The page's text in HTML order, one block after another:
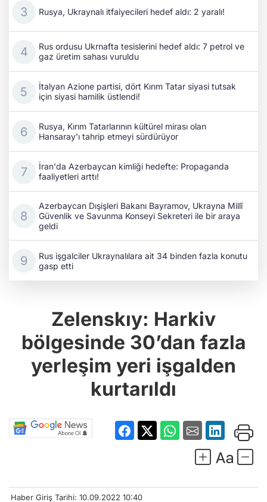
Rusya, Ukraynalı itfaiyecileri hedef aldı: 2 yaralı!
Rus ordusu Ukrnafta tesislerini hedef aldı: 7 petrol ve
gaz üretim sahası vuruldu
İtalyan Azione partisi, dört Kırım Tatar siyasi tutsak
için siyasi hamilik üstlendi!
Rusya, Kırım Tatarlarının kültürel mirası olan
Hansaray'ı tahrip etmeyi sürdürüyor
İran'da Azerbaycan kimliği hedefte: Propaganda
faaliyetleri arttı!
Azerbaycan Dışişleri Bakanı Bayramov, Ukrayna Millî
Güvenlik ve Savunma Konseyi Sekreteri ile bir araya
geldi
Rus işgalciler Ukraynalılara ait 34 binden fazla konutu
gasp etti
Zelenskıy: Harkiv
bölgesinde 30’dan fazla
yerleşim yeri işgalden
kurtarıldı
Haber Giriş Tarihi: 10.09.2022 10:40